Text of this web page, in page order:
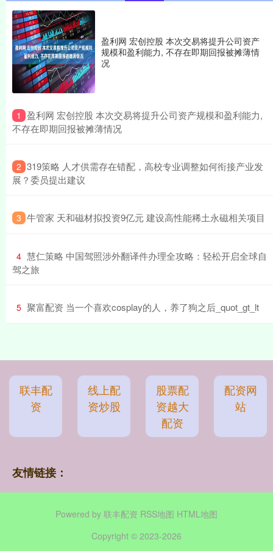
盈利网 宏创控股 本次交易将提升公司资产
规模和盈利能力, 不存在即期回报被摊薄情
况
1 ​盈利网 宏创控股 本次交易将提升公司资产规模和盈利能力,
不存在即期回报被摊薄情况
2 ​319策略 人才供需存在错配，高校专业调整如何衔接产业发
展？委员提出建议
3 ​牛管家 天和磁材拟投资9亿元 建设高性能稀土永磁相关项目
4 ​慧仁策略 中国驾照涉外翻译件办理全攻略：轻松开启全球自
驾之旅
5 ​聚富配资 当一个喜欢cosplay的人，养了狗之后_quot_gt_lt
联丰配
资
线上配
资炒股
股票配
资越大
配资
配资网
站
友情链接：
Powered by 联丰配资 RSS地图 HTML地图
Copyright © 2023-2026